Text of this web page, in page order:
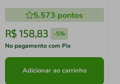
5.573 pontos
R$ 158,83 -5%
No pagamento com Pix
Adicionar ao carrinho